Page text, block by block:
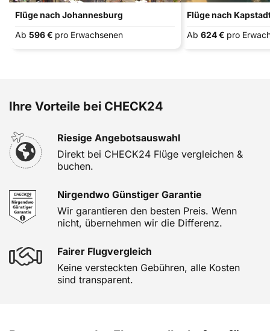
Flüge nach Johannesburg
Ab 596 € pro Erwachsenen
Flüge nach
Ab 624 € pro
Ihre Vorteile bei CHECK24
Riesige Angebotsauswahl
Direkt bei CHECK24 Flüge vergleichen &
buchen.
Nirgendwo Günstiger Garantie
Wir garantieren den besten Preis. Wenn
nicht, übernehmen wir die Differenz.
Fairer Flugvergleich
Keine versteckten Gebühren, alle Kosten
sind transparent.